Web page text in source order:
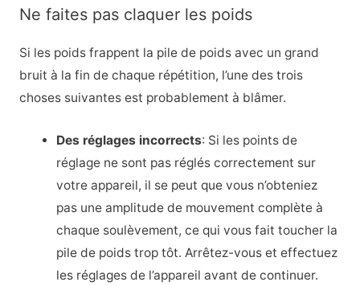
Ne faites pas claquer les poids
Si les poids frappent la pile de poids avec un grand
bruit à la fin de chaque répétition, l’une des trois
choses suivantes est probablement à blâmer.
Des réglages incorrects: Si les points de
réglage ne sont pas réglés correctement sur
votre appareil, il se peut que vous n’obteniez
pas une amplitude de mouvement complète à
chaque soulèvement, ce qui vous fait toucher la
pile de poids trop tôt. Arrêtez-vous et effectuez
les réglages de l’appareil avant de continuer.